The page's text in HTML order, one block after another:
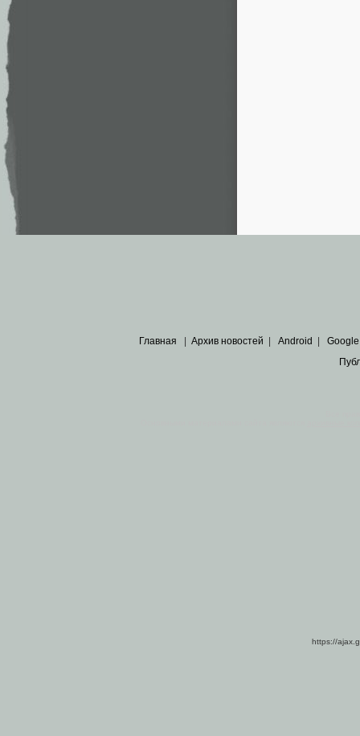
Главная Архив новостей Android Google
https://